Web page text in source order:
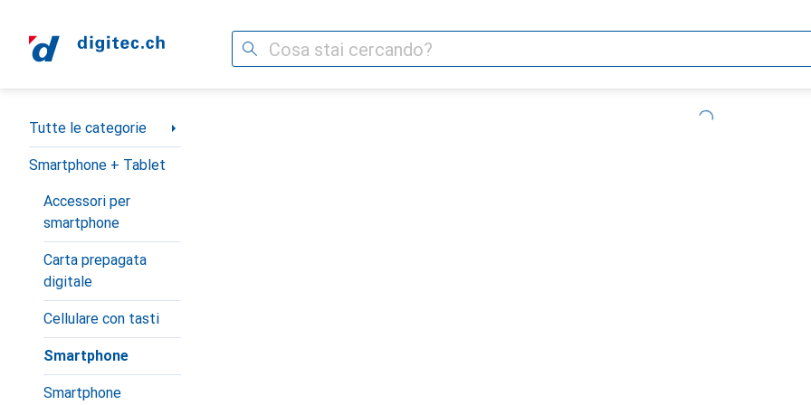
Cerca
Categoria Navigazione
Tutte le categorie
Smartphone + Tablet
Accessori per
smartphone
Carta prepagata
digitale
Cellulare con tasti
Smartphone
Smartphone